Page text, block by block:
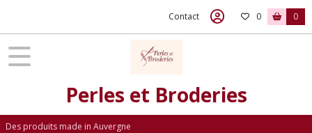
Contact 0 0
Perles et Broderies
Des produits made in Auvergne